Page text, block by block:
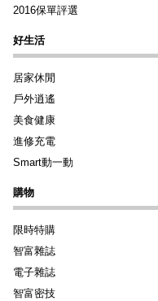
2016保單評選
好生活
居家休閒
戶外逍遙
美食健康
進修充電
Smart動一動
購物
限時特購
智富雜誌
電子雜誌
智富密技